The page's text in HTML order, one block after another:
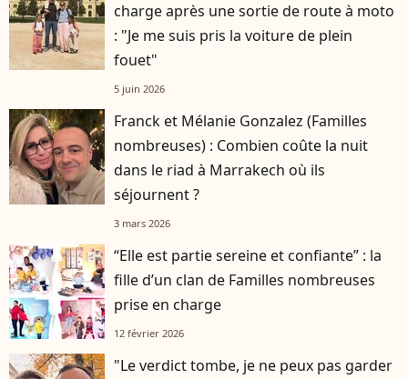
charge après une sortie de route à moto
: "Je me suis pris la voiture de plein
fouet"
5 juin 2026
Franck et Mélanie Gonzalez (Familles
nombreuses) : Combien coûte la nuit
dans le riad à Marrakech où ils
séjournent ?
3 mars 2026
“Elle est partie sereine et confiante” : la
fille d’un clan de Familles nombreuses
prise en charge
12 février 2026
"Le verdict tombe, je ne peux pas garder